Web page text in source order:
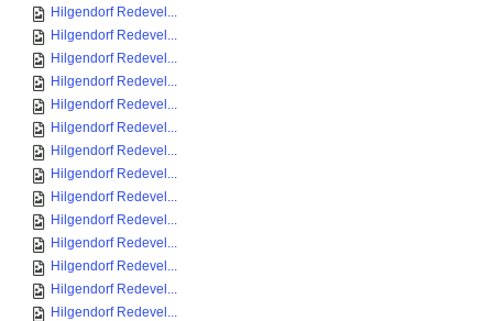
Hilgendorf Redevel...
Hilgendorf Redevel...
Hilgendorf Redevel...
Hilgendorf Redevel...
Hilgendorf Redevel...
Hilgendorf Redevel...
Hilgendorf Redevel...
Hilgendorf Redevel...
Hilgendorf Redevel...
Hilgendorf Redevel...
Hilgendorf Redevel...
Hilgendorf Redevel...
Hilgendorf Redevel...
Hilgendorf Redevel...